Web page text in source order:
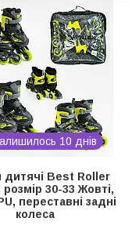
10 днів
дитячі Best Roller
розмір 30-33 Жовті,
переставні задні
колеса